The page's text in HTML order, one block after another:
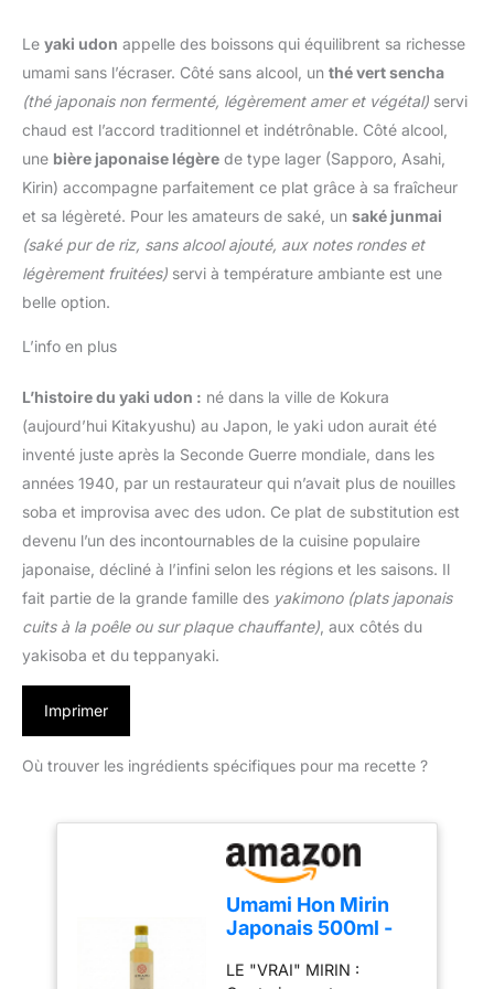
Le yaki udon appelle des boissons qui équilibrent sa richesse
umami sans l’écraser. Côté sans alcool, un thé vert sencha
(thé japonais non fermenté, légèrement amer et végétal) servi
chaud est l’accord traditionnel et indétrônable. Côté alcool,
une bière japonaise légère de type lager (Sapporo, Asahi,
Kirin) accompagne parfaitement ce plat grâce à sa fraîcheur
et sa légèreté. Pour les amateurs de saké, un saké junmai
(saké pur de riz, sans alcool ajouté, aux notes rondes et
légèrement fruitées) servi à température ambiante est une
belle option.
L’info en plus
L’histoire du yaki udon : né dans la ville de Kokura
(aujourd’hui Kitakyushu) au Japon, le yaki udon aurait été
inventé juste après la Seconde Guerre mondiale, dans les
années 1940, par un restaurateur qui n’avait plus de nouilles
soba et improvisa avec des udon. Ce plat de substitution est
devenu l’un des incontournables de la cuisine populaire
japonaise, décliné à l’infini selon les régions et les saisons. Il
fait partie de la grande famille des yakimono (plats japonais
cuits à la poêle ou sur plaque chauffante) , aux côtés du
yakisoba et du teppanyaki.
Imprimer
Où trouver les ingrédients spécifiques pour ma recette ?
Umami Hon Mirin
Japonais 500ml -
Doux pour Cuisiner
LE "VRAI" MIRIN :